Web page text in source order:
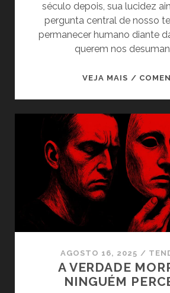
século depois, sua lucidez
pergunta central de nosso
permanecer humano diante
querem nos
VEJA MAIS /
AGOSTO 16, 2025 /
A VERDADE
NINGUÉM